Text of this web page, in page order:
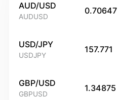
AUD/USD
AUDUSD
0.70647
USD/JPY
USDJPY
157.771
GBP/USD
GBPUSD
1.34875